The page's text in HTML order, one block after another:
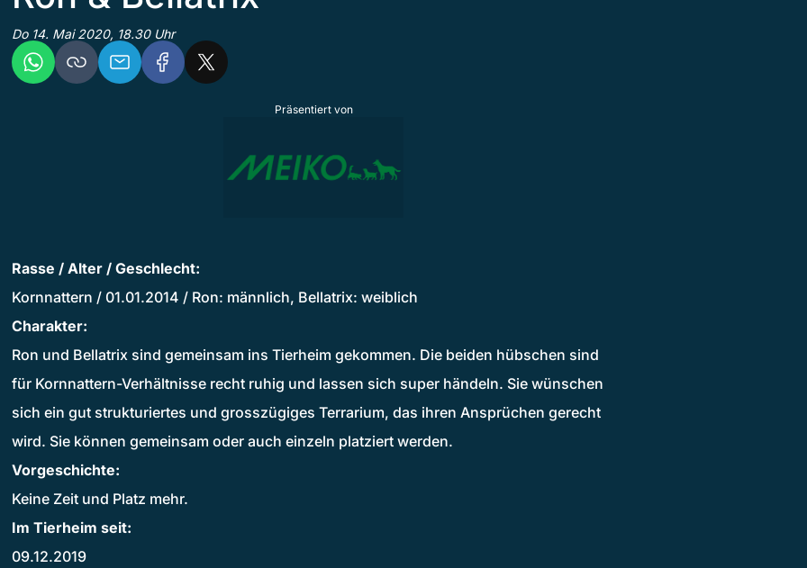
Do 14. Mai 2020, 18.30 Uhr
Präsentiert von
Rasse / Alter / Geschlecht:
Kornnattern / 01.01.2014 / Ron: männlich, Bellatrix: weiblich
Charakter:
Ron und Bellatrix sind gemeinsam ins Tierheim gekommen. Die beiden hübschen sind
für Kornnattern-Verhältnisse recht ruhig und lassen sich super händeln. Sie wünschen
sich ein gut strukturiertes und grosszügiges Terrarium, das ihren Ansprüchen gerecht
wird. Sie können gemeinsam oder auch einzeln platziert werden.
Vorgeschichte:
Keine Zeit und Platz mehr.
Im Tierheim seit:
09.12.2019